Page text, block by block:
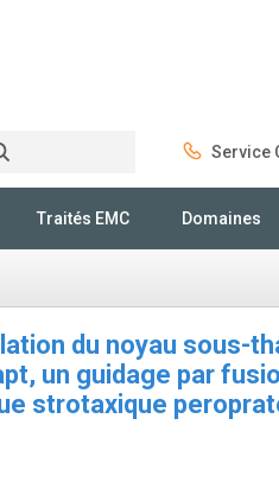
Service
Traités EMC Domaines
du noyau sous-
un guidage par
strotaxique